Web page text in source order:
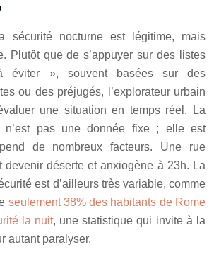
sécurité nocturne est légitime, mais
Plutôt que de s’appuyer sur des listes
éviter », souvent basées sur des
ou des préjugés, l’explorateur urbain
une situation en temps réel. La
n’est pas une donnée fixe ; elle est
de nombreux facteurs. Une rue
devenir déserte et anxiogène à 23h. La
est d’ailleurs très variable, comme
seulement 38% des habitants de Rome
la nuit, une statistique qui invite à la
autant paralyser.